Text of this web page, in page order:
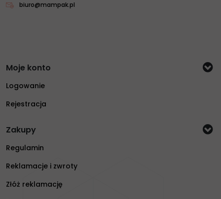
biuro@mampak.pl
Moje konto
Logowanie
Rejestracja
Zakupy
Regulamin
Reklamacje i zwroty
Złóż reklamację